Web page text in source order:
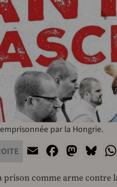
par la Hongrie.
EmailFacebook
prison comme arme contre